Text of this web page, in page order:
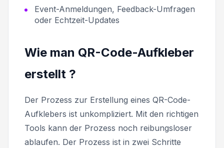
Event-Anmeldungen, Feedback-Umfragen
oder Echtzeit-Updates
Wie man QR-Code-Aufkleber
erstellt ?
Der Prozess zur Erstellung eines QR-Code-
Aufklebers ist unkompliziert. Mit den richtigen
Tools kann der Prozess noch reibungsloser
ablaufen. Der Prozess ist in zwei Schritte